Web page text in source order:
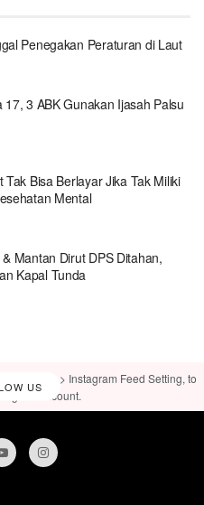
Penegakan Peraturan di Laut
3 ABK Gunakan Ijasah Palsu
Bisa Berlayar Jika Tak Miliki
Mental
Mantan Dirut DPS Ditahan,
Kapal Tunda
US
& View > Instagram Feed Setting, to
account.